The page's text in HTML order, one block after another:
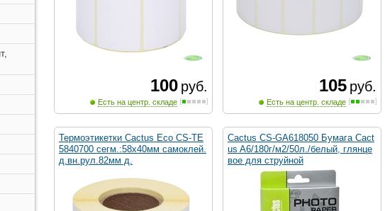
100 руб.
Есть на центр. складе
105 руб.
Есть на центр. складе
Термоэтикетки Cactus Eco CS-TE
5840700 сегм.:58x40мм самоклей.
д.вн.рул.82мм д.
Cactus CS-GA618050 Бумага Cact
us A6/180г/м2/50л./белый, глянце
вое для струйной